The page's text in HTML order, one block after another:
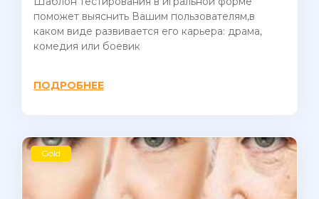
поможет выяснить Вашим пользователям,в
каком виде развивается его карьера: драма,
комедия или боевик
ПОДРОБНЕЕ
Gold